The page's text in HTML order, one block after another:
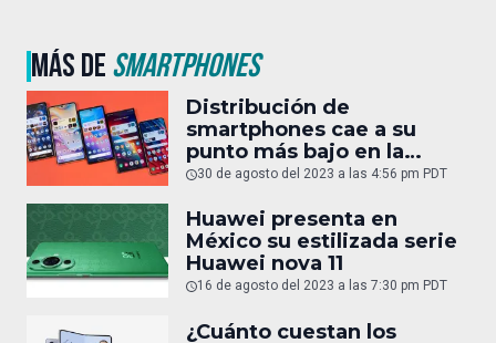
MÁS DESMARTPHONES
Distribución de
smartphones cae a su
punto más bajo en la
última década
30 de agosto del 2023 a las 4:56 pm PDT
Huawei presenta en
México su estilizada serie
Huawei nova 11
16 de agosto del 2023 a las 7:30 pm PDT
¿Cuánto cuestan los